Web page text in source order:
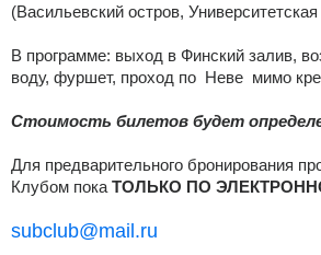
(Васильевский остров,
В программе: выход в Финский залив,
воду, фуршет, проход по Неве мимо
Стоимость билетов будет
Для предварительного бронирования
Клубом пока ТОЛЬКО ПО
subclub@mail.ru